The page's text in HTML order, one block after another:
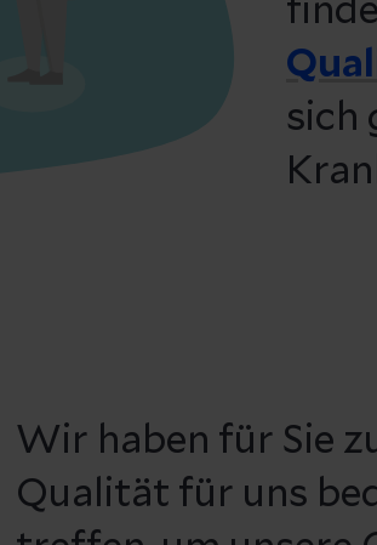
sich
Wir haben für Sie
Qualität für uns